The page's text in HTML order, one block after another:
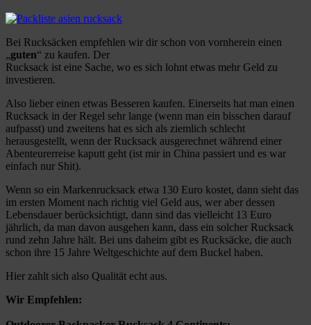
Bei Rucksäcken empfehlen wir dir schon von vornherein einen
„guten“ zu kaufen. Der
Rucksack ist eine Sache, wo es sich lohnt etwas mehr Geld zu
investieren.
Also lieber einen etwas Besseren kaufen. Einerseits hat man einen
Rucksack in der Regel sehr lange (wenn man ein bisschen darauf
aufpasst) und zweitens hat es sich als ziemlich schlecht
herausgestellt, wenn der Rucksack ausgerechnet während einer
Abenteurerreise kaputt geht (ist mir in China passiert und es war
einfach nur Shit).
Wenn so ein Markenrucksack etwa 130 Euro kostet, dann sieht das
im ersten Moment nach richtig viel Geld aus, wer aber dessen
Lebensdauer berücksichtigt, dann sind das vielleicht 13 Euro
jährlich, da man davon ausgehen kann, dass ein solcher Rucksack
rund zehn Jahre hält. Bei uns daheim gibt es Rucksäcke, die auch
schon ihre 15 Jahre Weltgeschichte auf dem Buckel haben.
Hier zahlt sich also Qualität echt aus.
Wir Empfehlen: